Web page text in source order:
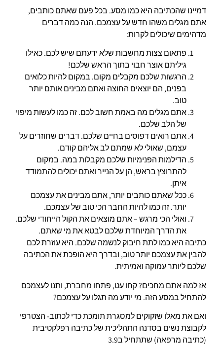
דמיינו שהכתיבה היא כמו מסע. בכל פעם שאתם כותבים,
אתם מגלים משהו חדש על עצמכם. הנה כמה דברים
מדהימים שיכולים לקרות:
פתאום צצות מחשבות שלא ידעתם שיש לכם. כאילו
גיליתם אוצר חבוי בתוך הראש שלכם!
הרגשות שלכם מקבלים מקום. במקום להיות כלואים
בפנים, הם יוצאים החוצה ואתם מבינים אותם יותר
טוב.
אתם מגלים מה באמת חשוב לכם. זה כמו לעשות מיפוי
של הלב שלכם.
אתם רואים דפוסים בחיים שלכם. דברים שחוזרים על
עצמם, שאולי לא שמתם לב אליהם קודם.
הדילמות הפנימיות שלכם מקבלות במה. במקום
להתרוצץ בראש, הן על הנייר ואתם יכולים להתמודד
איתן.
ככל שאתם כותבים יותר, אתם מבינים את עצמכם
יותר. זה כמו להיות החבר הכי טוב של עצמכם.
ואולי הכי מרגש – אתם מוצאים את הקול הייחודי שלכם.
את הדרך המיוחדת שלכם לבטא את מי שאתם.
כתיבה היא כמו לתת חיבוק לנשמה שלכם. היא עוזרת לכם
להבין את עצמכם יותר טוב, ובדרך היא הופכת את הכתיבה
שלכם ליותר עמוקה ואמיתית.
אז למה אתם מחכים? קחו עט, פתחו מחברת, ותנו לעצמכם
להתחיל במסע הזה. מי יודע מה תגלו על עצמכם?
ואם את מאלו שזקוקים למסגרת תומכת כדי לכתוב- הצטרפי
לקבוצת נשים בסדנה התהליכית של כתיבה רפלקטיבית
(כתיבה מרפאה) שתתחיל ב3.9